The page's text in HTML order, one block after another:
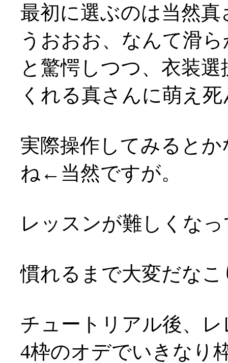
最初に選ぶのは当然真
うおおお、なんて滑
と驚愕しつつ、衣装
くれる真さんに萌え
実際操作してみると
ね←当然ですが。
レッスンが難しくな
慣れるまで大変だなこ
チュートリアル後、
4枠のオデでいきなり